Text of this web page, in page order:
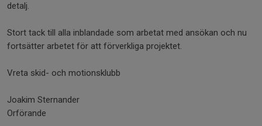
detalj.
Stort tack till alla inblandade som arbetat med ansökan och nu
fortsätter arbetet för att förverkliga projektet.
Vreta skid- och motionsklubb
Joakim Sternander
Orförande